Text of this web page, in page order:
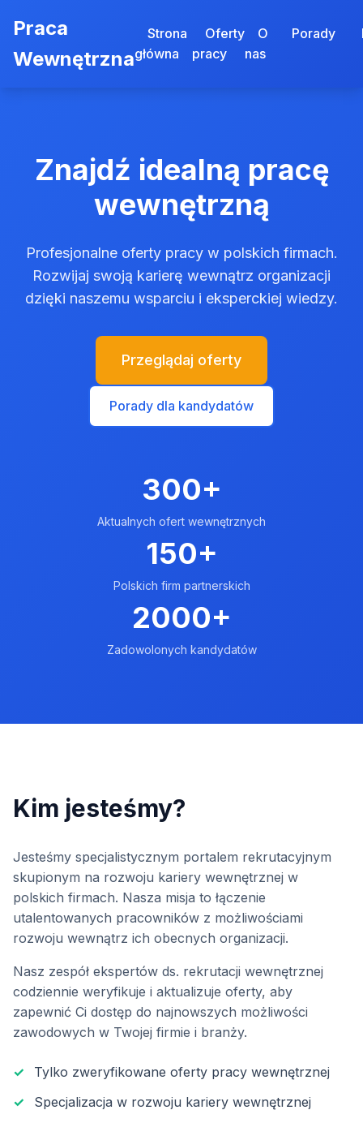
Praca
Wewnętrzna
Strona
główna
Oferty
pracy
O
nas
Porady
Znajdź idealną pracę
wewnętrzną
Profesjonalne oferty pracy w polskich firmach.
Rozwijaj swoją karierę wewnątrz organizacji
dzięki naszemu wsparciu i eksperckiej wiedzy.
Przeglądaj oferty
Porady dla kandydatów
300+
Aktualnych ofert wewnętrznych
150+
Polskich firm partnerskich
2000+
Zadowolonych kandydatów
Kim jesteśmy?
Jesteśmy specjalistycznym portalem rekrutacyjnym
skupionym na rozwoju kariery wewnętrznej w
polskich firmach. Nasza misja to łączenie
utalentowanych pracowników z możliwościami
rozwoju wewnątrz ich obecnych organizacji.
Nasz zespół ekspertów ds. rekrutacji wewnętrznej
codziennie weryfikuje i aktualizuje oferty, aby
zapewnić Ci dostęp do najnowszych możliwości
zawodowych w Twojej firmie i branży.
✓
Tylko zweryfikowane oferty pracy wewnętrznej
✓
Specjalizacja w rozwoju kariery wewnętrznej